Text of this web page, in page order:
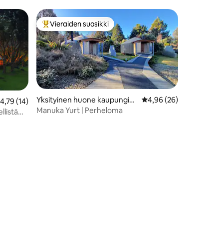
arvio 4,79/5, 14 arvostelua
4,79 (14)
Vieraiden suosikkien parhaimmistoa
Vieraiden suosikki
Yksityinen huone kaupungiss
a Wānaka
Keskimääräinen
4,96 (26)
Manuka Yurt | Perheloma